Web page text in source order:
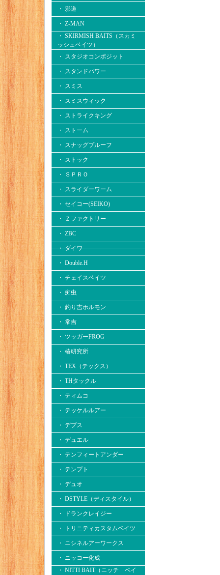
・ 邪道
・ Z-MAN
・ SKIRMISH BAITS（スカミ
ッシュベイツ）
・ スタジオコンポジット
・ スタンドパワー
・ スミス
・ スミスウィック
・ ストライクキング
・ ストーム
・ スナッグプルーフ
・ ストック
・ ＳＰＲＯ
・ スライダーワーム
・ セイコー(SEIKO)
・ Ｚファクトリー
・ ZBC
・ ダイワ
・ Double.H
・ チェイスベイツ
・ 痴虫
・ 釣り吉ホルモン
・ 常吉
・ ツッガーFROG
・ 椿研究所
・ TEX（テックス）
・ THタックル
・ ティムコ
・ テッケルルアー
・ デプス
・ デュエル
・ テンフィートアンダー
・ テンプト
・ デュオ
・ DSTYLE（ディスタイル）
・ ドランクレイジー
・ トリニティカスタムベイツ
・ ニシネルアーワークス
・ ニッコー化成
・ NITTI BAIT（ニッチ ベイ